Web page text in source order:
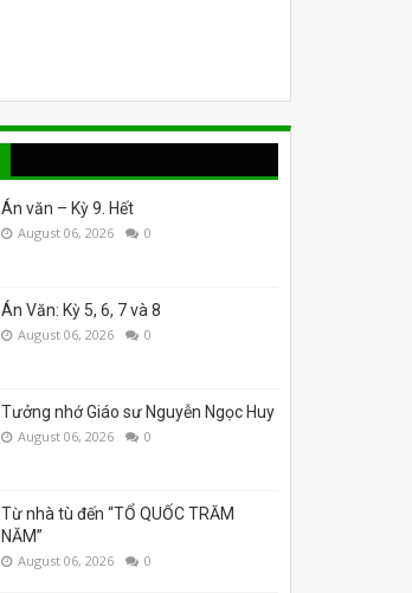
Án văn – Kỳ 9. Hết
August 06, 2026 0
Án Văn: Kỳ 5, 6, 7 và 8
August 06, 2026 0
Tưởng nhớ Giáo sư Nguyễn Ngọc Huy
August 06, 2026 0
Từ nhà tù đến “TỔ QUỐC TRĂM
NĂM”
August 06, 2026 0